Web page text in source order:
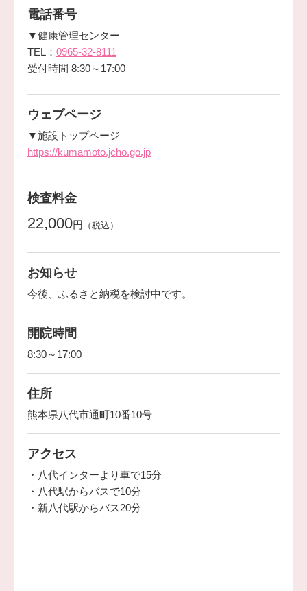
電話番号
▼健康管理センター
TEL： 0965-32-8111
受付時間 8:30～17:00
ウェブページ
▼施設トップページ
https://kumamoto.jcho.go.jp
検査料金
22,000円 （税込）
お知らせ
今後、ふるさと納税を検討中です。
開院時間
8:30～17:00
住所
熊本県八代市通町10番10号
アクセス
・八代インターより車で15分
・八代駅からバスで10分
・新八代駅からバス20分